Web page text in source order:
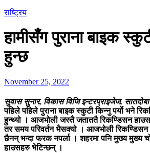
राष्ट्रिय
हामीसँग पुराना बाइक
हुन्छ
November 25, 2022
सुवास सुनार, विकास विजि इन्टरप्राइजेज,
पहिले पहिले पुराना बाइक स्कुटी किन्नु पर्यो भने
हुन्थ्यो । आजभोली जस्तै जताततै रिकण्डिसन
तर समय परिवर्तन भैसक्यो । आजभोली
छैनन् भन्दा फरक नपर्ला । शहरमा पनि मुख्य मुख्य
हाउसहरु भेटिन्छन् ।